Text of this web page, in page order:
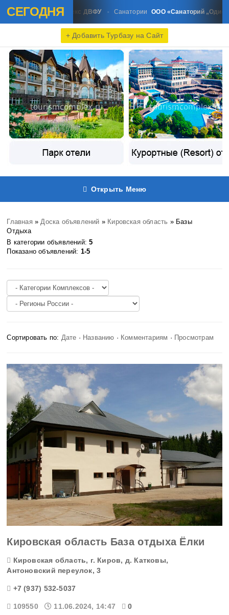
СЕГОДНЯ
комплекс ДВФУ Санатории ООО «Санаторий „Одиссея“»
+ Добавить Турбазу на Сайт
Открыть Меню
Главная »Доска объявлений » Кировская область » Базы
Отдыха
В категории объявлений:5
Показано объявлений: 1-5
Сортировать по: Дате · Названию · Комментариям · Просмотрам
Кировская область База отдыха Ёлки
Кировская область, г. Киров, д. Катковы,
Антоновский переулок, 3
+7 (937) 532-5037
109550 11.06.2024, 14:47 0